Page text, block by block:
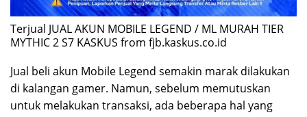
Terjual JUAL AKUN MOBILE LEGEND / ML MURAH TIER
MYTHIC 2 S7 KASKUS from fjb.kaskus.co.id
Jual beli akun Mobile Legend semakin marak dilakukan
di kalangan gamer. Namun, sebelum memutuskan
untuk melakukan transaksi, ada beberapa hal yang